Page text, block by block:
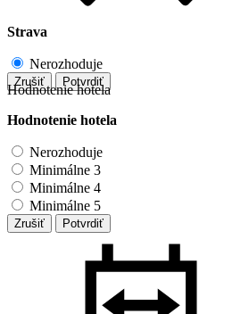
Strava
Nerozhoduje
Zrušiť Potvrdiť
Hodnotenie hotela
Hodnotenie hotela
Nerozhoduje
Minimálne 3
Minimálne 4
Minimálne 5
Zrušiť Potvrdiť